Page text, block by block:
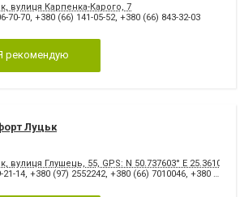
вулиця Карпенка-Карого, 7
70-70, +380 (66) 141-05-52, +380 (66) 843-32-03
рекомендую
Луцьк
вулиця Глушець, 55, GPS: N 50.737603° E 25.361002°
21-14, +380 (97) 2552242, +380 (66) 7010046, +380 (63) 6350563